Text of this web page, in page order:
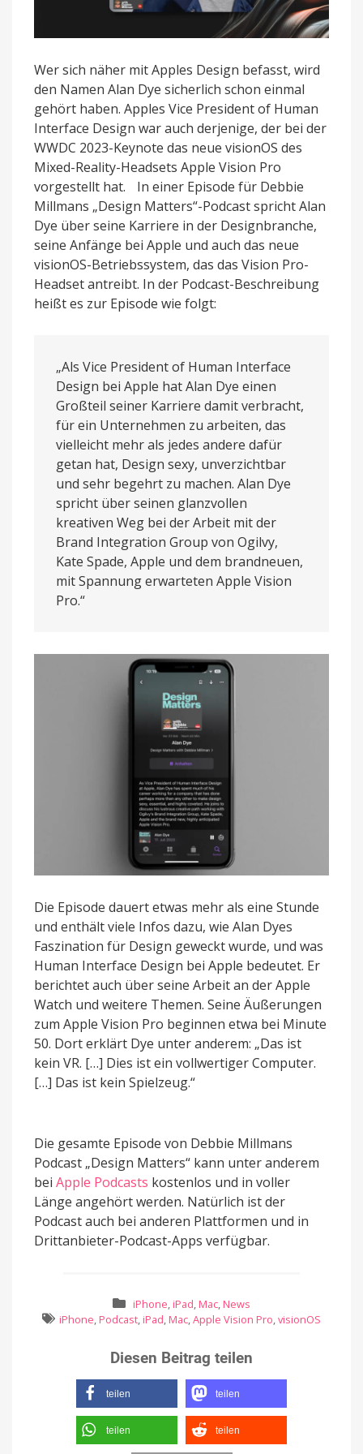
Wer sich näher mit Apples Design befasst, wird
den Namen Alan Dye sicherlich schon einmal
gehört haben. Apples Vice President of Human
Interface Design war auch derjenige, der bei der
WWDC 2023-Keynote das neue visionOS des
Mixed-Reality-Headsets Apple Vision Pro
vorgestellt hat.
In einer Episode für Debbie
Millmans „Design Matters“-Podcast spricht Alan
Dye über seine Karriere in der Designbranche,
seine Anfänge bei Apple und auch das neue
visionOS-Betriebssystem, das das Vision Pro-
Headset antreibt. In der Podcast-Beschreibung
heißt es zur Episode wie folgt:
„Als Vice President of Human Interface
Design bei Apple hat Alan Dye einen
Großteil seiner Karriere damit verbracht,
für ein Unternehmen zu arbeiten, das
vielleicht mehr als jedes andere dafür
getan hat, Design sexy, unverzichtbar
und sehr begehrt zu machen. Alan Dye
spricht über seinen glanzvollen
kreativen Weg bei der Arbeit mit der
Brand Integration Group von Ogilvy,
Kate Spade, Apple und dem brandneuen,
mit Spannung erwarteten Apple Vision
Pro.“
Die Episode dauert etwas mehr als eine Stunde
und enthält viele Infos dazu, wie Alan Dyes
Faszination für Design geweckt wurde, und was
Human Interface Design bei Apple bedeutet. Er
berichtet auch über seine Arbeit an der Apple
Watch und weitere Themen. Seine Äußerungen
zum Apple Vision Pro beginnen etwa bei Minute
50. Dort erklärt Dye unter anderem: „Das ist
kein VR. […] Dies ist ein vollwertiger Computer.
[…] Das ist kein Spielzeug.“
Die gesamte Episode von Debbie Millmans
Podcast „Design Matters“ kann unter anderem
bei Apple Podcasts kostenlos und in voller
Länge angehört werden. Natürlich ist der
Podcast auch bei anderen Plattformen und in
Drittanbieter-Podcast-Apps verfügbar.
iPhone, iPad, Mac, News
iPhone, Podcast, iPad, Mac,Apple Vision Pro,visionOS
Diesen Beitrag teilen
teilen teilen
teilen teilen